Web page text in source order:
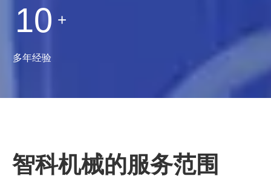
10 +
多年经验
智科机械的服务范围